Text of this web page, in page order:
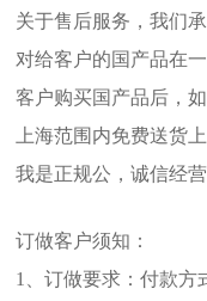
关于售后服务，我们
对给客户的国产品在
客户购买国产品后，
上海范围内免费送货
我是正规公，诚信经
订做客户须知：
1、订做要求：付款方